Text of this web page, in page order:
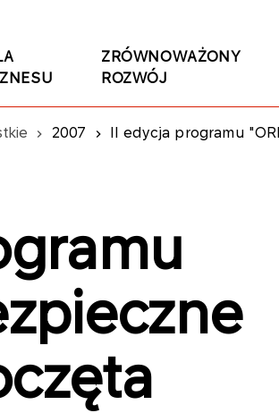
ZRÓWNOWAŻONY
ROZWÓJ
2007 II edycja programu